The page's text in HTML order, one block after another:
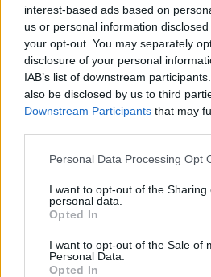
interest-based ads based on
us or personal information
your opt-out. You may separately
disclosure of your personal
IAB’s list of downstream
also be disclosed by us to third
Downstream Participants that may
Please note that this website/app
not limited to your visit or usage
grant or deny consent to Google
use your data for below specified
consent section.
Personal Data Processing Opt
I want to opt-out of the Sharing
personal data.
Opted In
I want to opt-out of the Sale of
Personal Data.
Opted In
Sci alpinismo: pianificazione,
gruppo
SCI ALPINISMO